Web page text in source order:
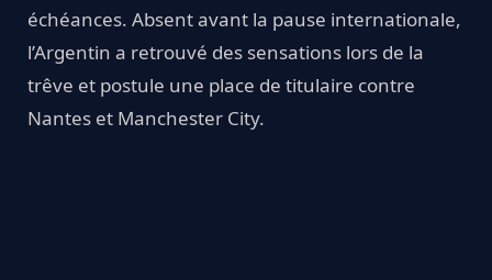
échéances. Absent avant la pause internationale,
l’Argentin a retrouvé des sensations lors de la
trêve et postule une place de titulaire contre
Nantes et Manchester City.